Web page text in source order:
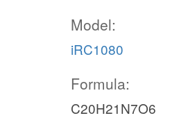
Model:
iRC1080
Formula:
C20H21N7O6